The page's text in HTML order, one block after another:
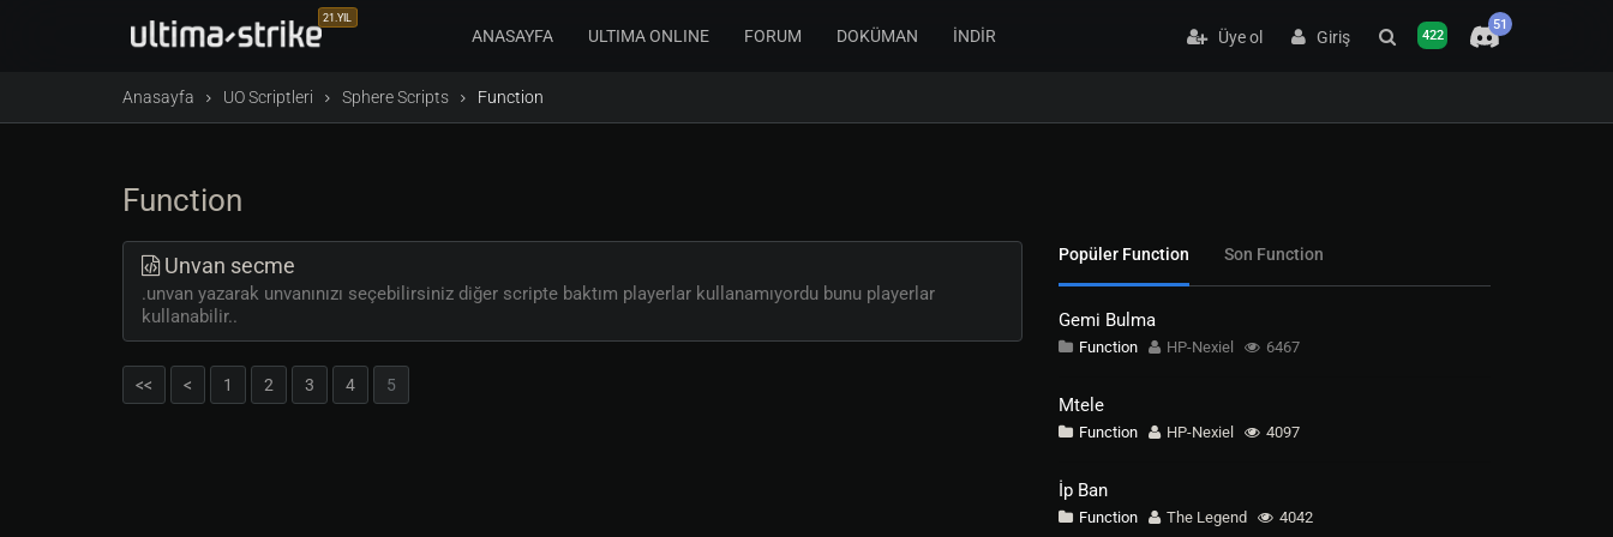
21.YIL
ANASAYFA ULTIMA ONLINE FORUM DOKÜMAN İNDİR Üye ol Giriş 422
51
Anasayfa UO Scriptleri Sphere Scripts Function
Function
Unvan secme
.unvan yazarak unvanınızı seçebilirsiniz diğer scripte baktım playerlar kullanamıyordu bunu playerlar
kullanabilir..
<< < 1 2 3 4 5
Popüler Function Son Function
Gemi Bulma
Function HP-Nexiel 6467
Mtele
Function HP-Nexiel 4097
İp Ban
Function The Legend 4042